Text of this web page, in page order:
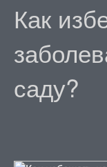
Как
саду?